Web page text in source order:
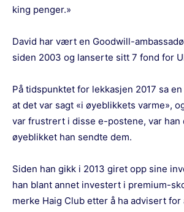
king penger.»
David har vært en Goodwill-
siden 2003 og lanserte sitt 7 fond for
På tidspunktet for lekkasjen 2017 sa
at det var sagt «i øyeblikkets varme»,
var frustrert i disse e-postene, var han
øyeblikket han sendte dem.
Siden han gikk i 2013 giret opp sine
han blant annet investert i premium-
merke Haig Club etter å ha advisert for